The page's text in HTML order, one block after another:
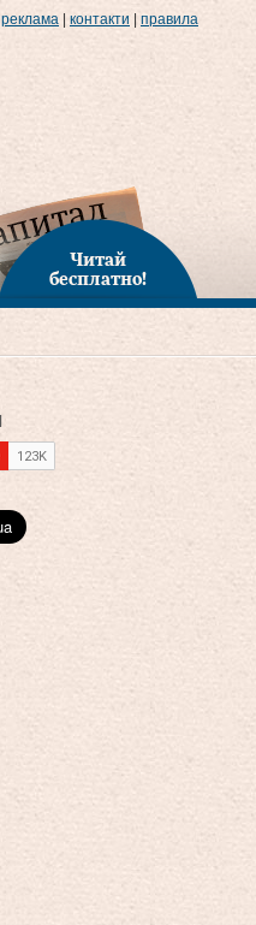
реклама контакти правила
Читай
бесплатно!